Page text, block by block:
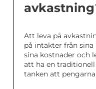
Att leva på
på intäkter från
sina kostnader och
att ha en
tanken att